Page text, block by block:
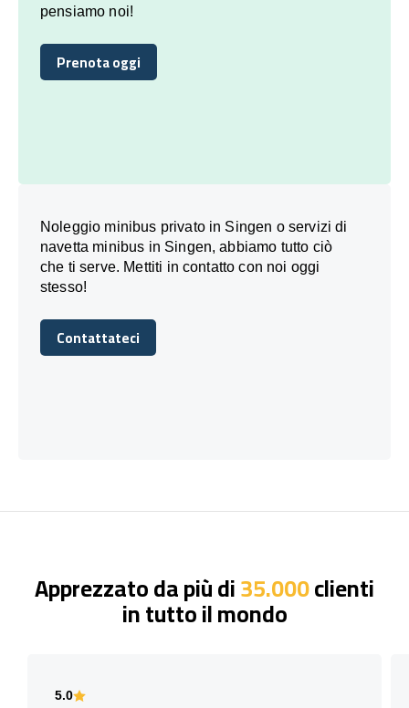
pensiamo noi!
Prenota oggi
Prenota oggi
Noleggio minibus privato in Singen o servizi di
navetta minibus in Singen, abbiamo tutto ciò
che ti serve. Mettiti in contatto con noi oggi
stesso!
Contattateci
Contattateci
Apprezzato da più di35.000clienti
in tutto il mondo
5.0